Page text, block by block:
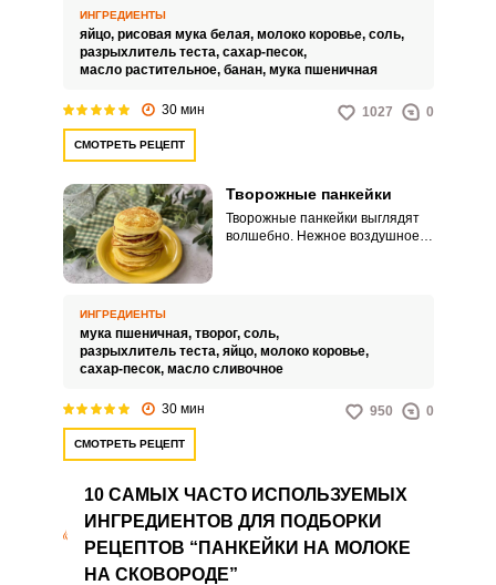
ИНГРЕДИЕНТЫ
яйцо, рисовая мука белая, молоко коровье, соль,
разрыхлитель теста, сахар-песок,
масло растительное, банан, мука пшеничная
30 мин 1027 0
СМОТРЕТЬ РЕЦЕПТ
Творожные панкейки
Творожные панкейки выглядят
волшебно. Нежное воздушное
ИНГРЕДИЕНТЫ
мука пшеничная, творог, соль,
разрыхлитель теста, яйцо, молоко коровье,
сахар-песок, масло сливочное
30 мин 950 0
СМОТРЕТЬ РЕЦЕПТ
10 САМЫХ ЧАСТО ИСПОЛЬЗУЕМЫХ
ИНГРЕДИЕНТОВ ДЛЯ ПОДБОРКИ
РЕЦЕПТОВ “ПАНКЕЙКИ НА МОЛОКЕ
НА СКОВОРОДЕ”